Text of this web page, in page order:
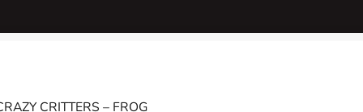
CRITTERS – FROG